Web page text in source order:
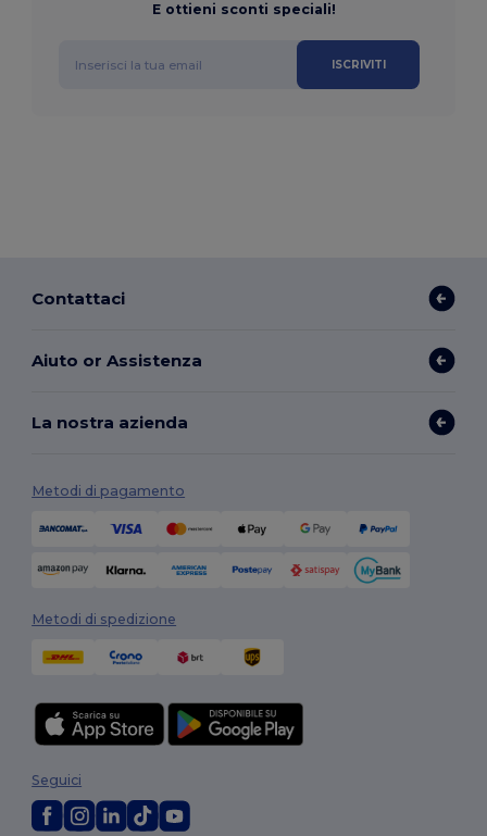
E ottieni sconti speciali!
ISCRIVITI
Contattaci
Aiuto or Assistenza
La nostra azienda
Metodi di pagamento
Metodi di spedizione
Seguici